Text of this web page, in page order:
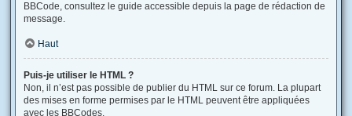
BBCode, consultez le guide accessible depuis la page de rédaction de
message.
Haut
Puis-je utiliser le HTML ?
Non, il n’est pas possible de publier du HTML sur ce forum. La plupart
des mises en forme permises par le HTML peuvent être appliquées
avec les BBCodes.